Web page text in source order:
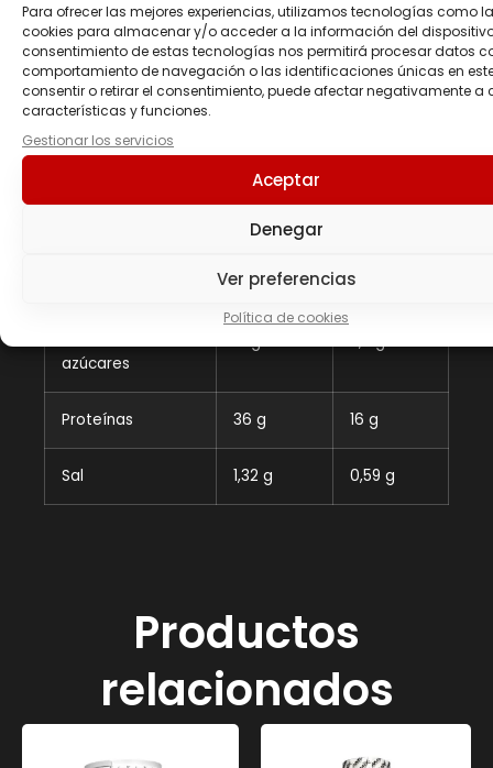
Para ofrecer las mejores experiencias, utilizamos tecnologías como
cookies para almacenar y/o acceder a la información del
consentimiento de estas tecnologías nos permitirá procesar datos
comportamiento de navegación o las identificaciones únicas en
consentir o retirar el consentimiento, puede afectar negativamente a
características y funciones.
Gestionar los servicios
Aceptar
Denegar
Ver preferencias
Política de cookies
Energía
1471 kJ /
352 kcal
662 kJ /
158 kcal
saturadas
0 g
De los cuales
azúcares
13 g 5,9 g
Proteínas 36 g 16 g
Sal 1,32 g 0,59 g
Productos
relacionados